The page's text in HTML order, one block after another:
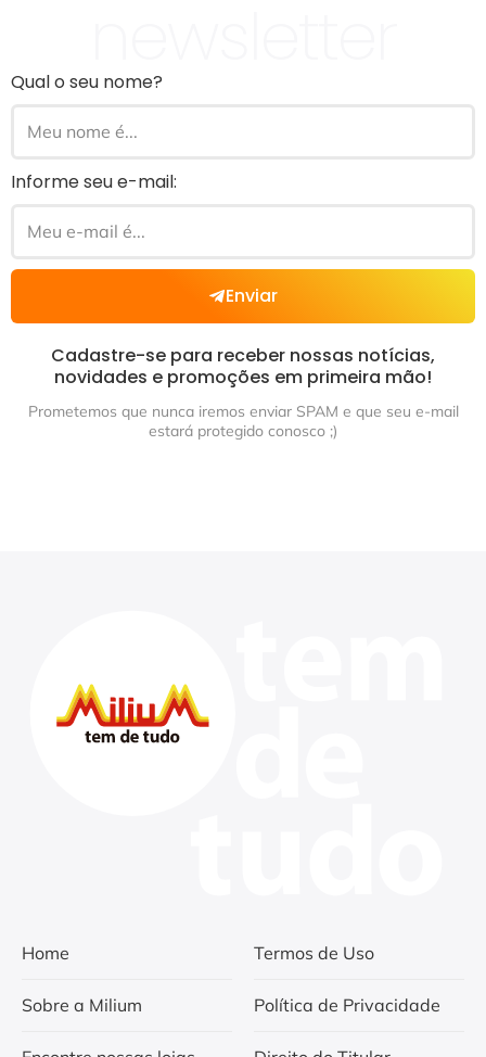
Qual o seu nome?
Informe seu e-mail:
Enviar
Cadastre-se para receber nossas notícias,
novidades e promoções em primeira mão!
Prometemos que nunca iremos enviar SPAM e que seu e-mail
estará protegido conosco ;)
Home
Sobre a Milium
Termos de Uso
Política de Privacidade